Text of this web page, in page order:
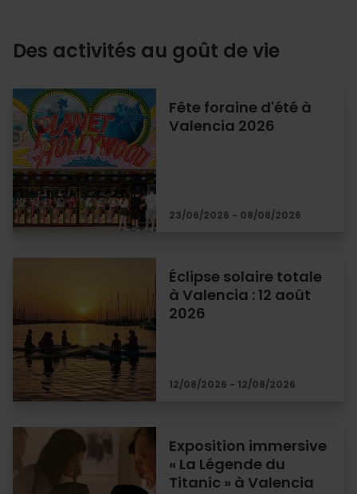
Des activités au goût de vie
Fête foraine d'été à
Valencia 2026
23/06/2026 - 08/08/2026
Éclipse solaire totale
à Valencia : 12 août
2026
12/08/2026 - 12/08/2026
Exposition immersive
« La Légende du
Titanic » à Valencia